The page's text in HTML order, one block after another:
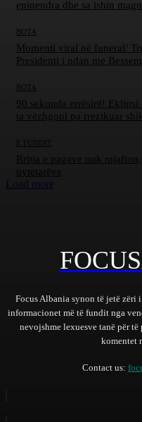
epiqendra dhe sa ishin
BOTA
Momenti viral në funeral/
Presidenti i ndan me Bessent
BOTA
90 sekonda errësirë!
ta vëzhgoni pa rrezikuar
E FUNDIT
Rritja e pagave nuk
qytetarëve
Load more
Focus Albania synon të jetë zëri
informacionet më të fundit nga
nevojshme lexuesve tanë për
komentet
Contact us: